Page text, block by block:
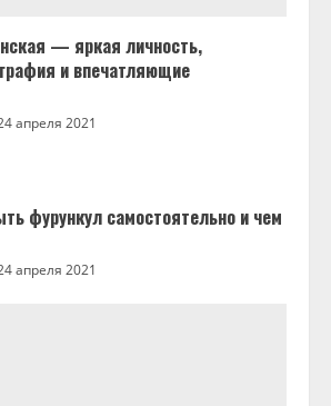
— яркая личность,
и впечатляющие
апреля 2021
фурункул самостоятельно и чем
апреля 2021